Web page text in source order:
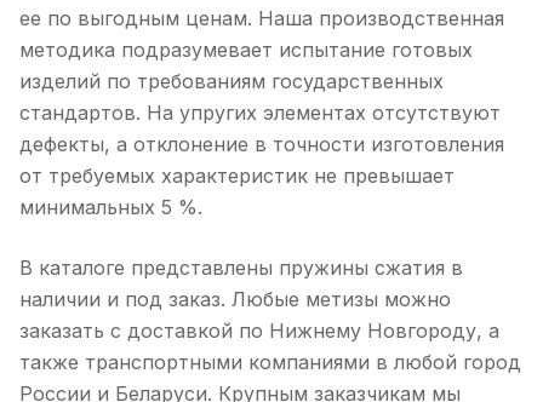
ее по выгодным ценам. Наша производственная
методика подразумевает испытание готовых
изделий по требованиям государственных
стандартов. На упругих элементах отсутствуют
дефекты, а отклонение в точности изготовления
от требуемых характеристик не превышает
минимальных 5 %.
В каталоге представлены пружины сжатия в
наличии и под заказ. Любые метизы можно
заказать с доставкой по Нижнему Новгороду, а
также транспортными компаниями в любой город
России и Беларуси. Крупным заказчикам мы